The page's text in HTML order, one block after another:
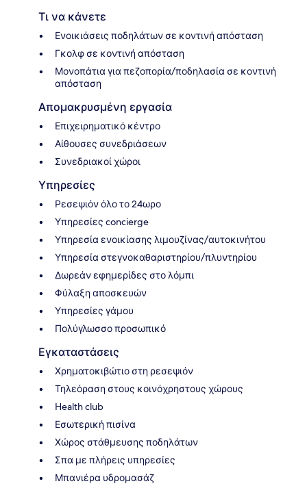
Τι να κάνετε
Ενοικιάσεις ποδηλάτων σε κοντινή απόσταση
Γκολφ σε κοντινή απόσταση
Μονοπάτια για πεζοπορία/ποδηλασία σε κοντινή
απόσταση
Απομακρυσμένη εργασία
Επιχειρηματικό κέντρο
Αίθουσες συνεδριάσεων
Συνεδριακοί χώροι
Υπηρεσίες
Ρεσεψιόν όλο το 24ωρο
Υπηρεσίες concierge
Υπηρεσία ενοικίασης λιμουζίνας/αυτοκινήτου
Υπηρεσία στεγνοκαθαριστηρίου/πλυντηρίου
Δωρεάν εφημερίδες στο λόμπι
Φύλαξη αποσκευών
Υπηρεσίες γάμου
Πολύγλωσσο προσωπικό
Εγκαταστάσεις
Χρηματοκιβώτιο στη ρεσεψιόν
Τηλεόραση στους κοινόχρηστους χώρους
Health club
Εσωτερική πισίνα
Χώρος στάθμευσης ποδηλάτων
Σπα με πλήρεις υπηρεσίες
Μπανιέρα υδρομασάζ